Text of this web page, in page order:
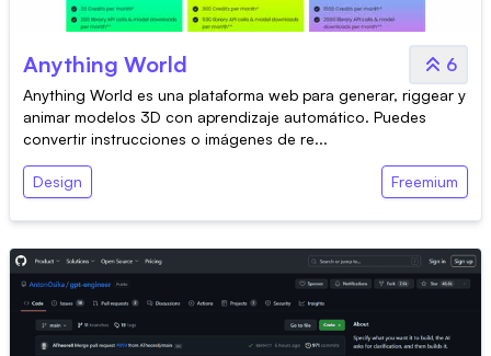
Anything World 6
Anything World es una plataforma web para generar, riggear y
animar modelos 3D con aprendizaje automático. Puedes
convertir instrucciones o imágenes de re...
Design Freemium